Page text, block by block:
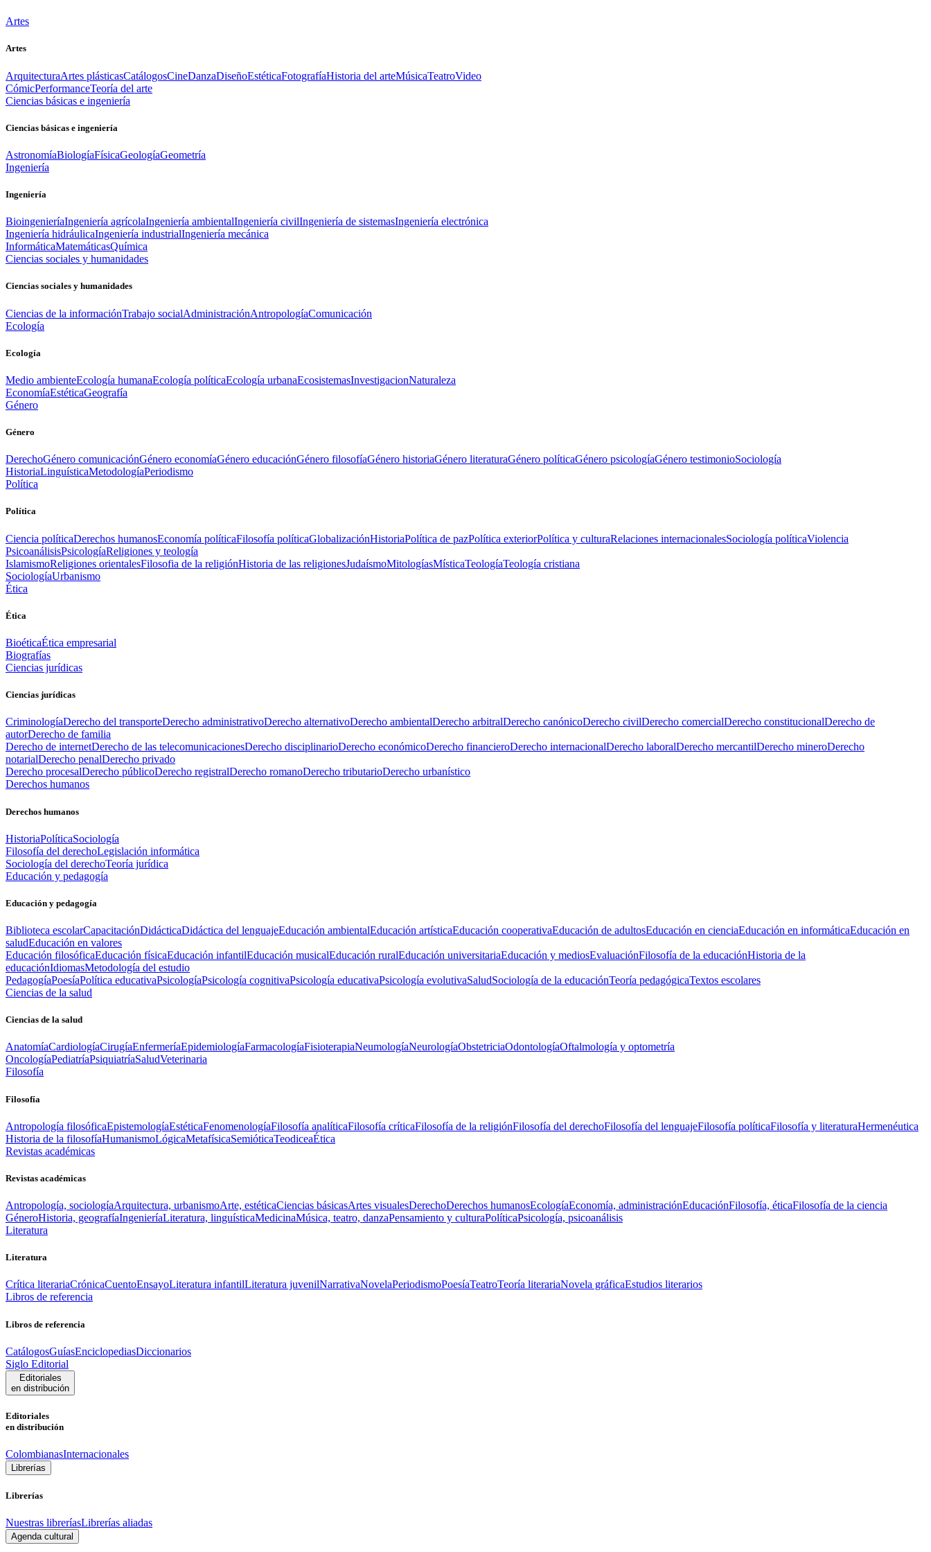
Artes
Artes
ArquitecturaArtes plásticasCatálogosCineDanzaDiseñoEstéticaFotografíaHistoria del arteMúsicaTeatroVideo
CómicPerformanceTeoría del arte
Ciencias básicas e ingeniería
Ciencias básicas e ingeniería
AstronomíaBiologíaFísicaGeologíaGeometría
Ingeniería
Ingeniería
BioingenieríaIngeniería agrícolaIngeniería ambientalIngeniería civilIngeniería de sistemasIngeniería electrónica
Ingeniería hidráulicaIngeniería industrialIngeniería mecánica
InformáticaMatemáticasQuímica
Ciencias sociales y humanidades
Ciencias sociales y humanidades
Ciencias de la informaciónTrabajo socialAdministraciónAntropologíaComunicación
Ecología
Ecología
Medio ambienteEcología humanaEcología políticaEcología urbanaEcosistemasInvestigacionNaturaleza
EconomíaEstéticaGeografía
Género
Género
DerechoGénero comunicaciónGénero economíaGénero educaciónGénero filosofíaGénero historiaGénero literaturaGénero políticaGénero psicologíaGénero testimonioSociología
HistoriaLinguísticaMetodologíaPeriodismo
Política
Política
Ciencia políticaDerechos humanosEconomía políticaFilosofía políticaGlobalizaciónHistoriaPolítica de pazPolítica exteriorPolítica y culturaRelaciones internacionalesSociología políticaViolencia
PsicoanálisisPsicologíaReligiones y teología
IslamismoReligiones orientalesFilosofia de la religiónHistoria de las religionesJudaísmoMitologíasMísticaTeologíaTeología cristiana
SociologíaUrbanismo
Ética
Ética
BioéticaÉtica empresarial
Biografías
Ciencias jurídicas
Ciencias jurídicas
CriminologíaDerecho del transporteDerecho administrativoDerecho alternativoDerecho ambientalDerecho arbitralDerecho canónicoDerecho civilDerecho comercialDerecho constitucionalDerecho de
autorDerecho de familia
Derecho de internetDerecho de las telecomunicacionesDerecho disciplinarioDerecho económicoDerecho financieroDerecho internacionalDerecho laboralDerecho mercantilDerecho mineroDerecho
notarialDerecho penalDerecho privado
Derecho procesalDerecho públicoDerecho registralDerecho romanoDerecho tributarioDerecho urbanístico
Derechos humanos
Derechos humanos
HistoriaPolíticaSociología
Filosofía del derechoLegislación informática
Sociología del derechoTeoría jurídica
Educación y pedagogía
Educación y pedagogía
Biblioteca escolarCapacitaciónDidácticaDidáctica del lenguajeEducación ambientalEducación artísticaEducación cooperativaEducación de adultosEducación en cienciaEducación en informáticaEducación en
saludEducación en valores
Educación filosóficaEducación físicaEducación infantilEducación musicalEducación ruralEducación universitariaEducación y mediosEvaluaciónFilosofía de la educaciónHistoria de la
educaciónIdiomasMetodología del estudio
PedagogíaPoesíaPolítica educativaPsicologíaPsicología cognitivaPsicología educativaPsicología evolutivaSaludSociología de la educaciónTeoría pedagógicaTextos escolares
Ciencias de la salud
Ciencias de la salud
AnatomíaCardiologíaCirugíaEnfermeríaEpidemiologíaFarmacologíaFisioterapiaNeumologíaNeurologíaObstetriciaOdontologíaOftalmología y optometría
OncologíaPediatríaPsiquiatríaSaludVeterinaria
Filosofía
Filosofía
Antropología filosóficaEpistemologíaEstéticaFenomenologíaFilosofía analíticaFilosofía críticaFilosofía de la religiónFilosofía del derechoFilosofía del lenguajeFilosofía políticaFilosofía y literaturaHermenéutica
Historia de la filosofíaHumanismoLógicaMetafísicaSemióticaTeodiceaÉtica
Revistas académicas
Revistas académicas
Antropología, sociologíaArquitectura, urbanismoArte, estéticaCiencias básicasArtes visualesDerechoDerechos humanosEcologíaEconomía, administraciónEducaciónFilosofía, éticaFilosofía de la ciencia
GéneroHistoria, geografíaIngenieríaLiteratura, linguísticaMedicinaMúsica, teatro, danzaPensamiento y culturaPolíticaPsicología, psicoanálisis
Literatura
Literatura
Crítica literariaCrónicaCuentoEnsayoLiteratura infantilLiteratura juvenilNarrativaNovelaPeriodismoPoesíaTeatroTeoría literariaNovela gráficaEstudios literarios
Libros de referencia
Libros de referencia
CatálogosGuíasEnciclopediasDiccionarios
Siglo Editorial
Editoriales
en distribución
Editoriales
en distribución
ColombianasInternacionales
Librerías
Librerías
Nuestras libreríasLibrerías aliadas
Agenda cultural